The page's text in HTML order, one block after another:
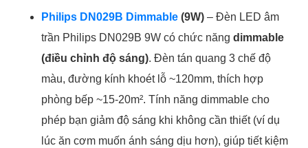
Philips DN029B Dimmable (9W) – Đèn LED âm
trần Philips DN029B 9W có chức năng dimmable
(điều chỉnh độ sáng). Đèn tán quang 3 chế độ
màu, đường kính khoét lỗ ~120mm, thích hợp
phòng bếp ~15-20m². Tính năng dimmable cho
phép bạn giảm độ sáng khi không cần thiết (ví dụ
lúc ăn cơm muốn ánh sáng dịu hơn), giúp tiết kiệm